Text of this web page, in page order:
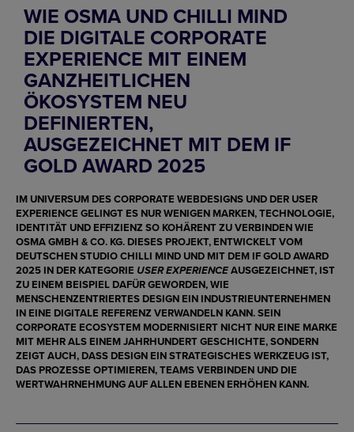
WIE OSMA UND CHILLI MIND
DIE DIGITALE CORPORATE
EXPERIENCE MIT EINEM
GANZHEITLICHEN
ÖKOSYSTEM NEU
DEFINIERTEN,
AUSGEZEICHNET MIT DEM IF
GOLD AWARD 2025
IM UNIVERSUM DESCORPORATE WEBDESIGNS UND DER USER
EXPERIENCE GELINGT ES NUR WENIGEN MARKEN,TECHNOLOGIE,
IDENTITÄT UND EFFIZIENZ SO KOHÄRENT ZU VERBINDEN WIE
OSMA GMBH & CO. KG. DIESES PROJEKT, ENTWICKELT VOM
DEUTSCHEN STUDIOCHILLI MIND UND MIT DEM IF GOLD AWARD
2025 IN DER KATEGORIE USER EXPERIENCEAUSGEZEICHNET, IST
ZU EINEM BEISPIEL DAFÜR GEWORDEN, WIE
MENSCHENZENTRIERTES DESIGN EIN INDUSTRIEUNTERNEHMEN
IN EINE DIGITALE REFERENZ VERWANDELN KANN. SEIN
CORPORATE ECOSYSTEM MODERNISIERT NICHT NUR EINE MARKE
MIT MEHR ALS EINEM JAHRHUNDERT GESCHICHTE, SONDERN
ZEIGT AUCH, DASS DESIGN EIN STRATEGISCHES WERKZEUG IST,
DAS PROZESSE OPTIMIEREN, TEAMS VERBINDEN UND DIE
WERTWAHRNEHMUNG AUF ALLEN EBENEN ERHÖHEN KANN.